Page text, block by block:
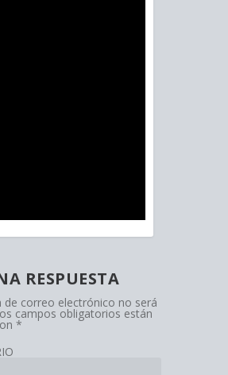
RESPUESTA
de correo electrónico no será
campos obligatorios están
*